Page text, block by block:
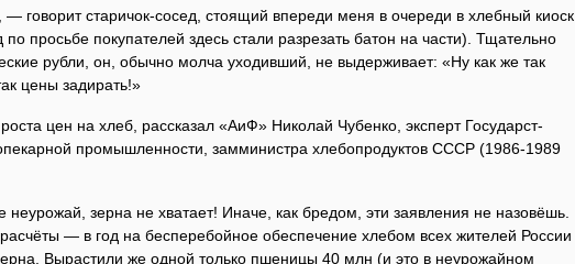
говорит cтаричок-сосед, стоящий впереди меня в очереди в хлебный киоск
просьбе покупателей здесь стали разрезать батон на части). Тщательно
рубли, он, обычно молча уходивший, не выдерживает: «Ну как же так
цены задирать!»
цен на хлеб, рассказал «АиФ» Николай Чубенко, эксперт Государст­
промышленности, замминистра хлебопродуктов СССР (1986-1989
зерна не хватает! Иначе, как бредом, эти заявления не назовёшь.
— в год на бесперебойное обеспечение хлебом всех жителей России
Вырастили же одной только пшеницы 40 млн (и это в неурожайном